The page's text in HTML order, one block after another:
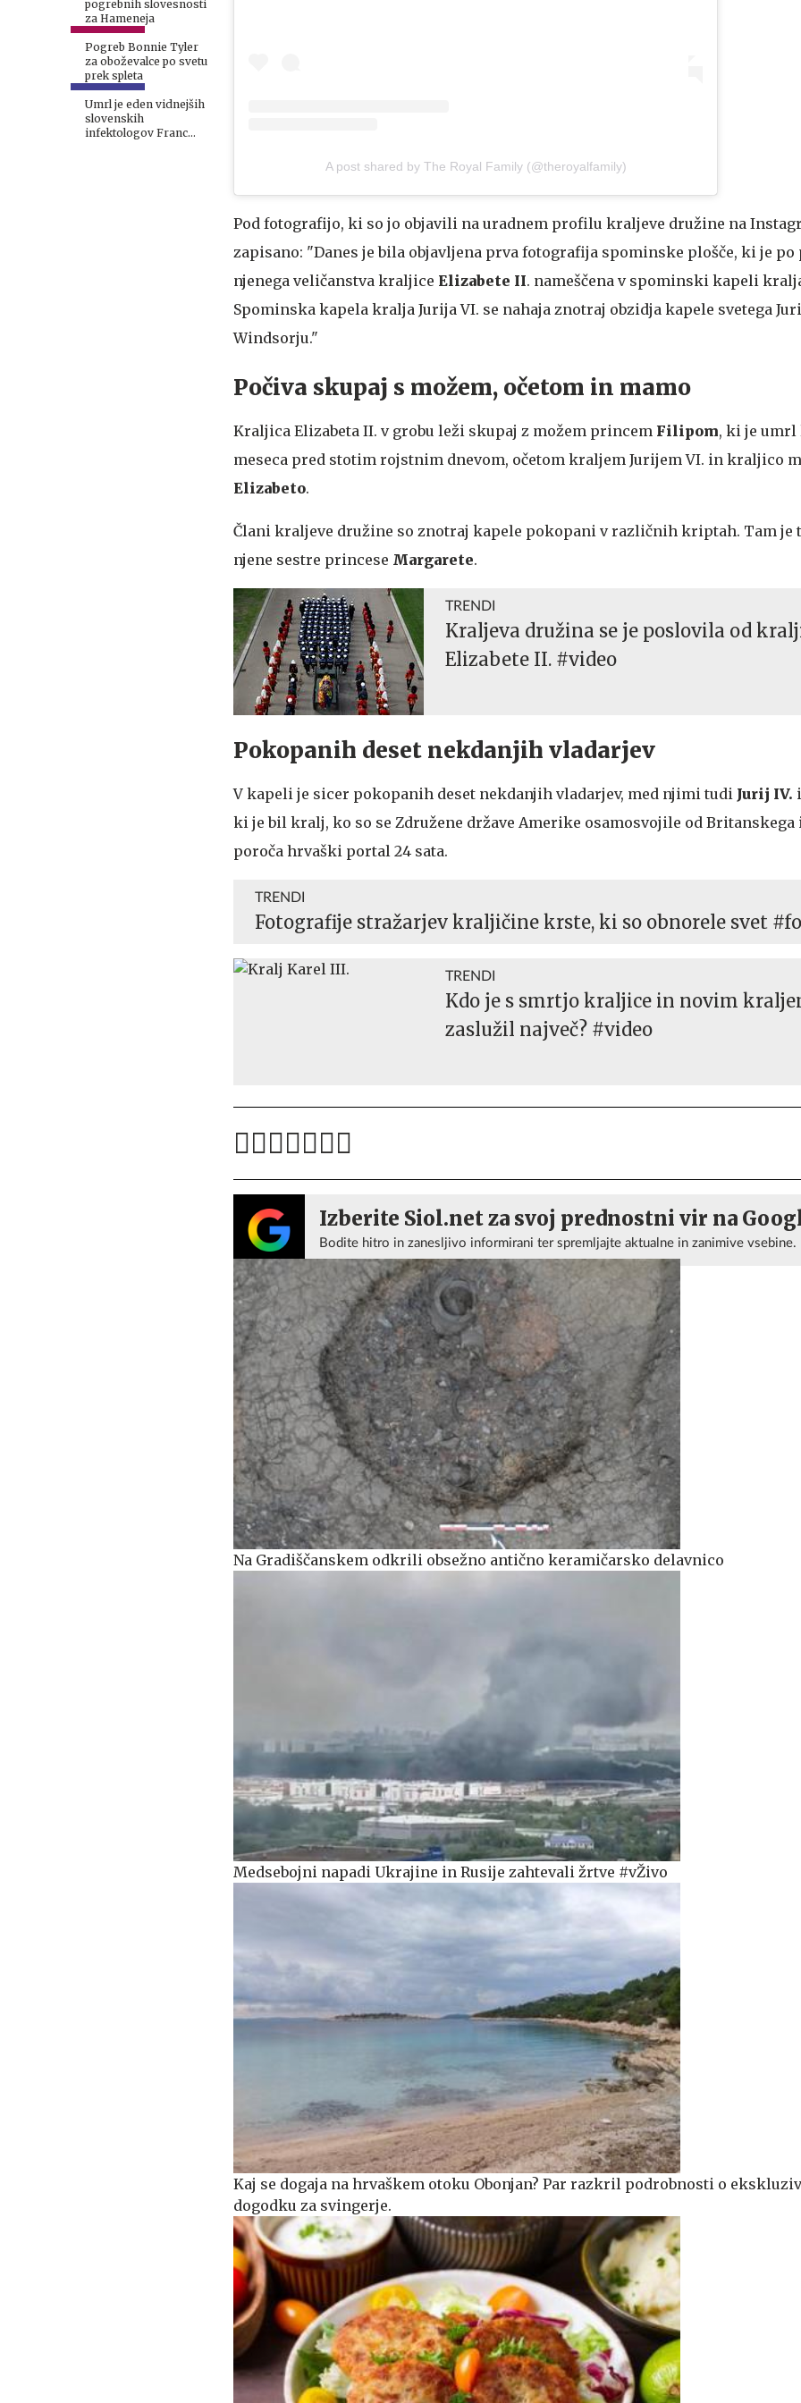
pogrebnih slovesnosti
za Hameneja
Pogreb Bonnie Tyler
za oboževalce po svetu
prek spleta
Umrl je eden vidnejših
slovenskih
infektologov Franc
A post shared by The Royal Family (@theroyalfamily)
Pod fotografijo, ki so jo objavili na uradnem profilu kraljeve družine na
zapisano: "Danes je bila objavljena prva fotografija spominske plošče, ki je po
njenega veličanstva kraljice Elizabete II. nameščena v spominski kapeli
Spominska kapela kralja Jurija VI. se nahaja znotraj obzidja kapele svetega
Windsorju."
Počiva skupaj s možem, očetom in mamo
Kraljica Elizabeta II. v grobu leži skupaj z možem princem Filipom, ki je umrl
meseca pred stotim rojstnim dnevom, očetom kraljem Jurijem VI. in kraljico
Elizabeto.
Člani kraljeve družine so znotraj kapele pokopani v različnih kriptah. Tam je
njene sestre princese Margarete.
TRENDI
Kraljeva družina se je poslovila od
Elizabete II. #video
Pokopanih deset nekdanjih vladarjev
V kapeli je sicer pokopanih deset nekdanjih vladarjev, med njimi tudi Jurij IV.
ki je bil kralj, ko so se Združene države Amerike osamosvojile od
poroča hrvaški portal 24 sata.
TRENDI
Fotografije stražarjev kraljičine krste, ki so obnorele svet
TRENDI
Kdo je s smrtjo kraljice in novim
zaslužil največ? #video
Izberite Siol.net za svoj prednostni vir na
Bodite hitro in zanesljivo informirani ter spremljajte aktualne in zanimive vsebine.
Na Gradiščanskem odkrili obsežno antično keramičarsko delavnico
Medsebojni napadi Ukrajine in Rusije zahtevali žrtve #vŽivo
Kaj se dogaja na hrvaškem otoku Obonjan? Par razkril podrobnosti o
dogodku za svingerje.